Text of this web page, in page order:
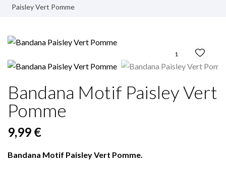
Paisley Vert Pomme
1
Bandana Motif Paisley Vert
Pomme
9,99 €
Bandana Motif Paisley Vert Pomme.